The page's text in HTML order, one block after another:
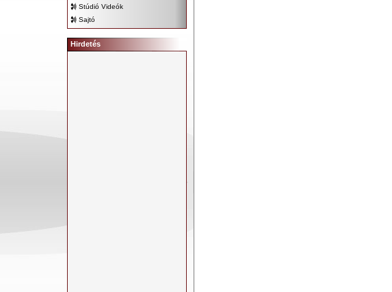
Stúdió Videók
Sajtó
Hirdetés